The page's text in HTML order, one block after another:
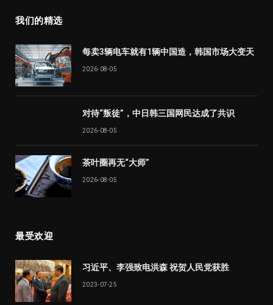
我们的精选
每卖3辆电车就有1辆中国造，韩国市场大变天
2026-08-05
对待“叛徒”，中日韩三国网民达成了共识
2026-08-05
茶叶圈再无“大师”
2026-08-05
最受欢迎
习近平、李强致电洪森 祝贺人民党获胜
2023-07-25